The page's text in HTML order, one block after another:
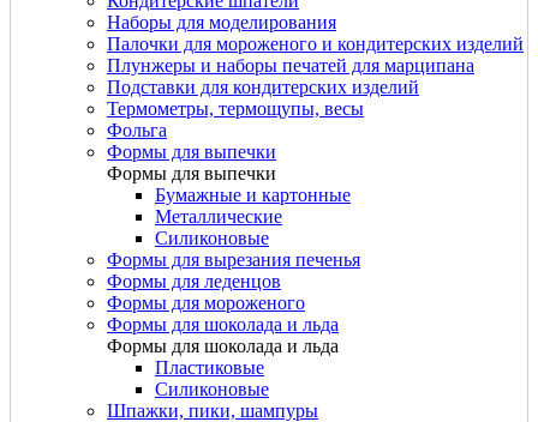
Наборы для моделирования
Палочки для мороженого и кондитерских изделий
Плунжеры и наборы печатей для марципана
Подставки для кондитерских изделий
Термометры, термощупы, весы
Фольга
Формы для выпечки
Формы для выпечки
Бумажные и картонные
Металлические
Силиконовые
Формы для вырезания печенья
Формы для леденцов
Формы для мороженого
Формы для шоколада и льда
Формы для шоколада и льда
Пластиковые
Силиконовые
Шпажки, пики, шампуры